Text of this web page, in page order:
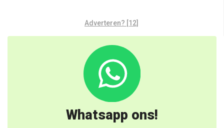
Adverteren? [12]
Whatsapp ons!